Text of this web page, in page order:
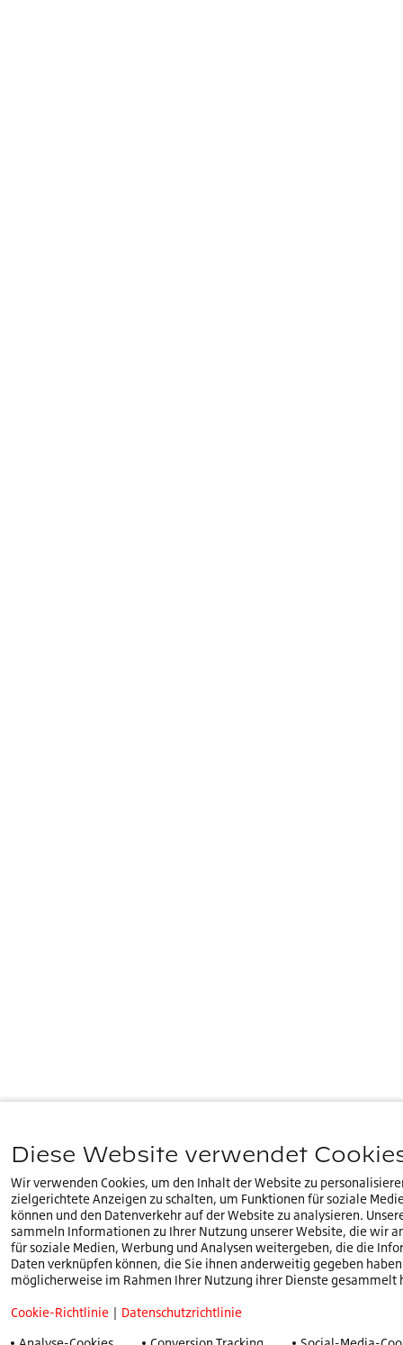
Diese Website verwendet
Wir verwenden Cookies, um den Inhalt der Website zu
zielgerichtete Anzeigen zu schalten, um Funktionen für soziale
können und den Datenverkehr auf der Website zu analysieren.
sammeln Informationen zu Ihrer Nutzung unserer Website, die wir
für soziale Medien, Werbung und Analysen weitergeben, die die
Daten verknüpfen können, die Sie ihnen anderweitig gegeben
möglicherweise im Rahmen Ihrer Nutzung ihrer Dienste gesammelt
Cookie-Richtlinie | Datenschutzrichtlinie